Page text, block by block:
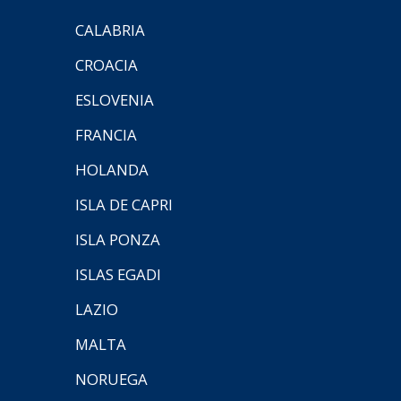
CALABRIA
CROACIA
ESLOVENIA
FRANCIA
HOLANDA
ISLA DE CAPRI
ISLA PONZA
ISLAS EGADI
LAZIO
MALTA
NORUEGA